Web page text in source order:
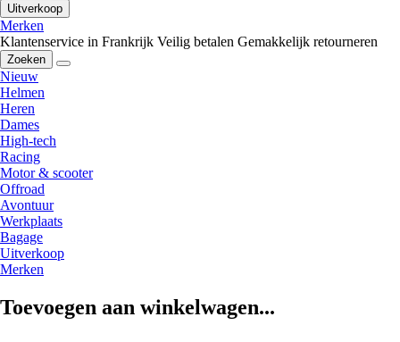
Uitverkoop
Merken
Klantenservice in Frankrijk Veilig betalen Gemakkelijk retourneren
Zoeken
Nieuw
Helmen
Heren
Dames
High-tech
Racing
Motor & scooter
Offroad
Avontuur
Werkplaats
Bagage
Uitverkoop
Merken
Toevoegen aan winkelwagen...